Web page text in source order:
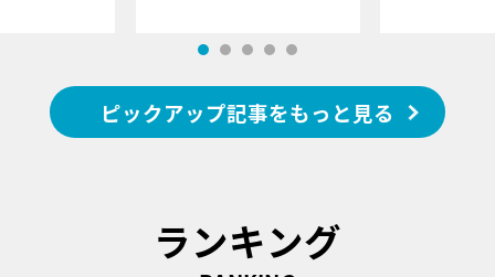
ピックアップ記事をもっと見る
ランキング